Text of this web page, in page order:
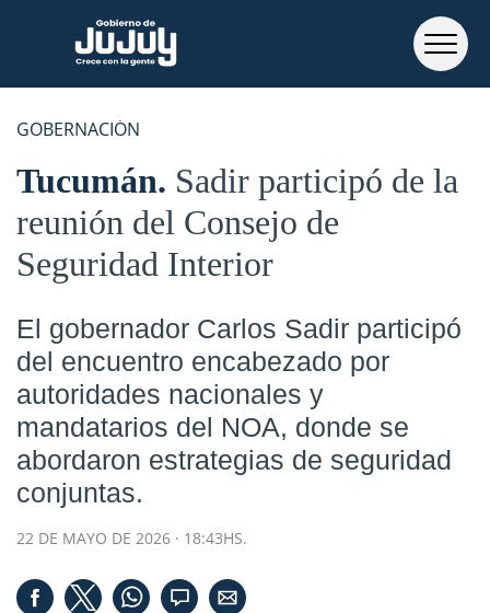
GOBERNACIÓN
Tucumán Sadir participó de la
reunión del Consejo de
Seguridad Interior
El gobernador Carlos Sadir participó
del encuentro encabezado por
autoridades nacionales y
mandatarios del NOA, donde se
abordaron estrategias de seguridad
conjuntas.
22 DE MAYO DE 2026 · 18:43HS.